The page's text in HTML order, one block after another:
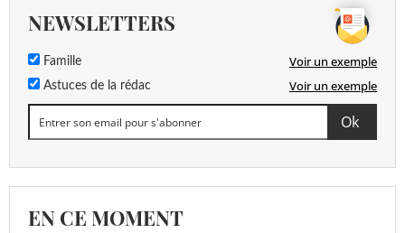
NEWSLETTERS
Famille Voir un exemple
Astuces de la rédac Voir un exemple
EN CE MOMENT